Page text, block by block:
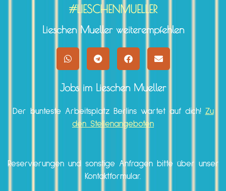
#LIESCHENMUELLER
Lieschen Mueller weiterempfehlen
Jobs im Lieschen Mueller
Der bunteste Arbeitsplatz Berlins wartet auf dich! Zu
den Stellenangeboten
Reservierungen und sonstige Anfragen bitte über unser
Kontaktformular.